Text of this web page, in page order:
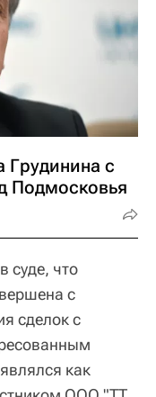
Грудинина с
Подмосковья
суде, что
с
сделок с
как